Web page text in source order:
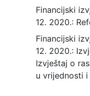
Financijski
12. 2020.:
Financijski
12. 2020.:
Izvještaj o
u vrijednosti